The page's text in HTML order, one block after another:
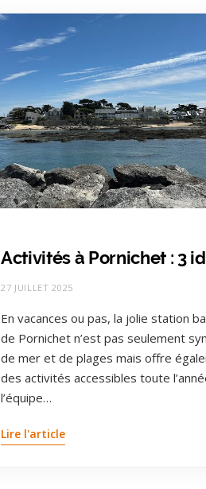
Activités à Pornichet : 3
27 JUILLET 2025
En vacances ou pas, la jolie station
de Pornichet n’est pas seulement
de mer et de plages mais offre
des activités accessibles toute
l’équipe…
Lire l'article